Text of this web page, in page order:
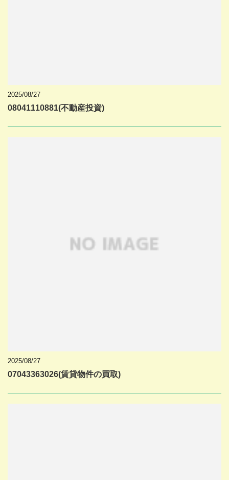
2025/08/27
08041110881(不動産投資)
2025/08/27
07043363026(賃貸物件の買取)